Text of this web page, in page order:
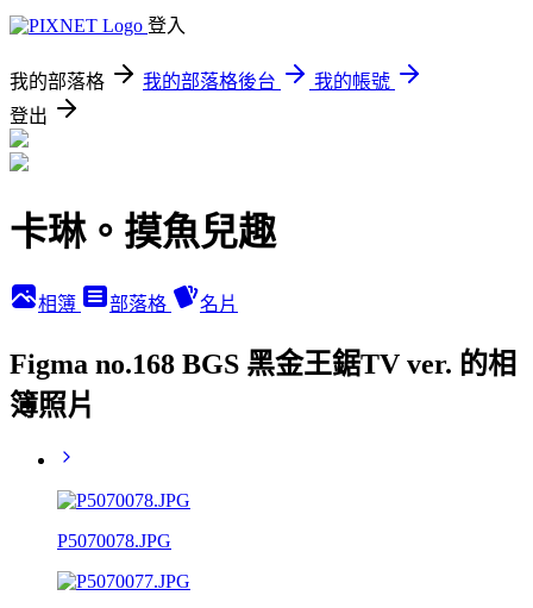
登入
我的部落格 我的部落格後台
我的帳號
登出
卡琳。摸魚兒趣
相簿 部落格 名片
Figma no.168 BGS 黑金王鋸TV ver. 的相
簿照片
P5070078.JPG